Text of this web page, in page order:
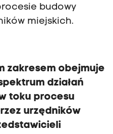
budowy
miejskich.
zakresem obejmuje
działań
toku procesu
urzędników